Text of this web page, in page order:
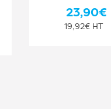
23,90€
19,92€ HT